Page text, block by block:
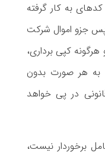
به کار گرفته
جزو اموال شرکت
کپی برداری،
به هر صورت بدون
در پی خواهد
برخوردار نیست،